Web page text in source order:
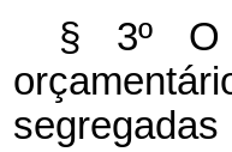
§ 3º O